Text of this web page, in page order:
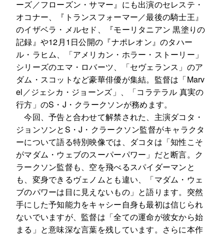
ーズ／フローズン・サマー』にも出演のセレステ・
オコナー、『トランスフォーマー／最後の騎士王』
のイザベラ・メルセド、『モーリタニアン 黒塗りの
記録』や12月1日公開の『ナポレオン』のタハー
ル・ラヒム、「アメリカン・ホラー・ストーリー」
シリーズのエマ・ロバーツ、「セヴェランス」のア
ダム・スコットなど豪華俳優が集結。監督は「Marv
el／ジェシカ・ジョーンズ」、「コラテラル 真実の
行方」のS・J・クラークソンが務めます。
今回、予告と合わせて解禁された、主演ダコタ・
ジョンソンとS・J・クラークソン監督がキャラクタ
ーについて語る特別映像では、ダコタは「知性こそ
がマダム・ウェブのスーパーパワー」だと断言。ク
ラークソン監督も、空を飛べるスパイダーマンと
も、変身できるヴェノムとも違い、「マダム・ウェ
ブのパワーは目に見えないもの」と語ります。突然
手にした予知能力をキャシー自身も最初は信じられ
ないでいますが、監督は「全ての運命が彼女から始
まる」と意味深な言葉を残しています。さらに本作